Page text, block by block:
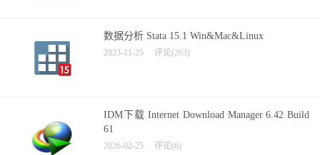
数据分析 Stata 15.1 Win&Mac&Linux
2023-11-25 评论(263)
IDM下载 Internet Download Manager 6.42 Build
61
2026-02-25 评论(6)